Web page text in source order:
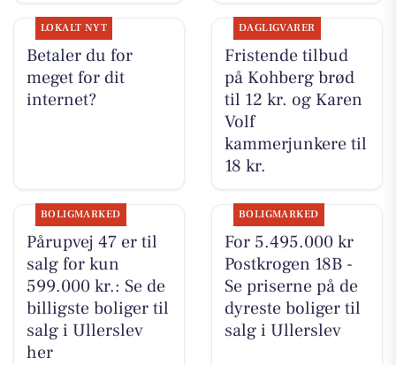
LOKALT NYT
Betaler du for
meget for dit
internet?
DAGLIGVARER
Fristende tilbud
på Kohberg brød
til 12 kr. og Karen
Volf
kammerjunkere til
18 kr.
BOLIGMARKED
Pårupvej 47 er til
salg for kun
599.000 kr.: Se de
billigste boliger til
salg i Ullerslev
her
BOLIGMARKED
For 5.495.000 kr
Postkrogen 18B -
Se priserne på de
dyreste boliger til
salg i Ullerslev